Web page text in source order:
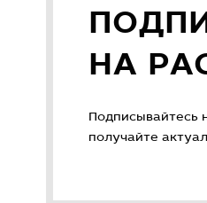
НА
Подписывайтесь
получайте